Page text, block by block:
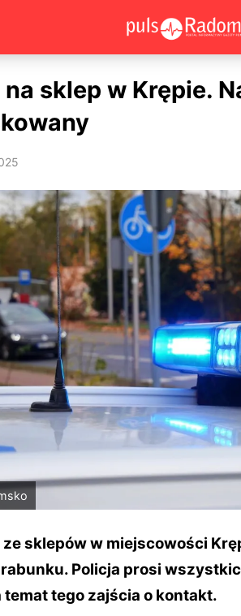
na sklep w Krępie.
sklepów w miejscowości
rabunku. Policja prosi
temat tego zajścia o kontakt.